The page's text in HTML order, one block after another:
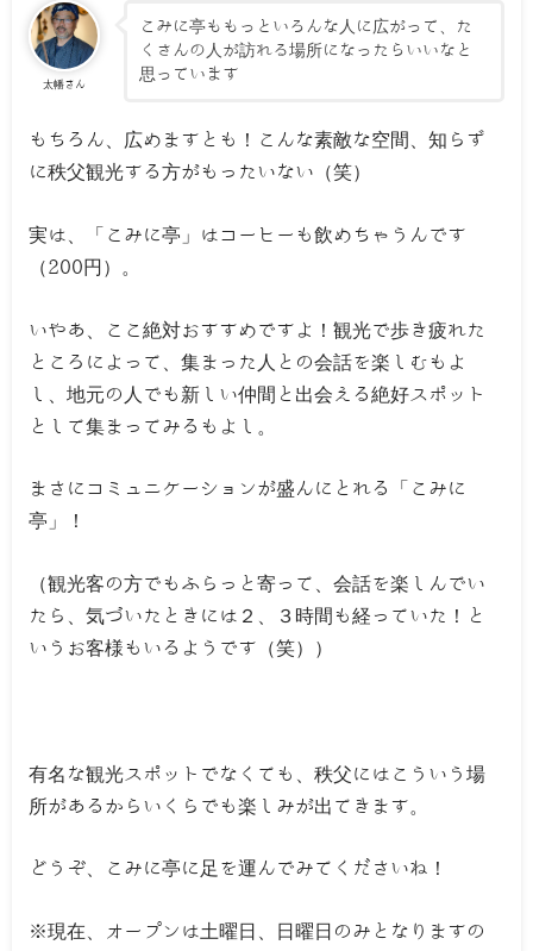
太幡さん
こみに亭ももっといろんな人に広がって、た
くさんの人が訪れる場所になったらいいなと
思っています
もちろん、広めますとも！こんな素敵な空間、知らず
に秩父観光する方がもったいない（笑）
実は、「こみに亭」はコーヒーも飲めちゃうんです
（200円）。
いやあ、ここ絶対おすすめですよ！観光で歩き疲れた
ところによって、集まった人との会話を楽しむもよ
し、地元の人でも新しい仲間と出会える絶好スポット
として集まってみるもよし。
まさにコミュニケーションが盛んにとれる「こみに
亭」！
（観光客の方でもふらっと寄って、会話を楽しんでい
たら、気づいたときには２、３時間も経っていた！と
いうお客様もいるようです（笑））
有名な観光スポットでなくても、秩父にはこういう場
所があるからいくらでも楽しみが出てきます。
どうぞ、こみに亭に足を運んでみてくださいね！
※現在、オープンは土曜日、日曜日のみとなりますの